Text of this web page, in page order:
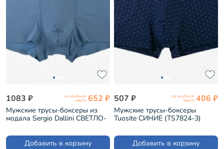
1083 ₽ по клубной
карте 652 ₽
Мужские трусы-боксеры из
модала Sergio Dallini СВЕТЛО-
Добавить в корзину
507 ₽ по клубной
карте 406 ₽
Мужские трусы-боксеры
Tuosite СИНИЕ (TS7824-3)
Добавить в корзину